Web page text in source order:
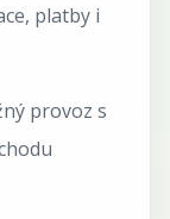
platby i
provoz s